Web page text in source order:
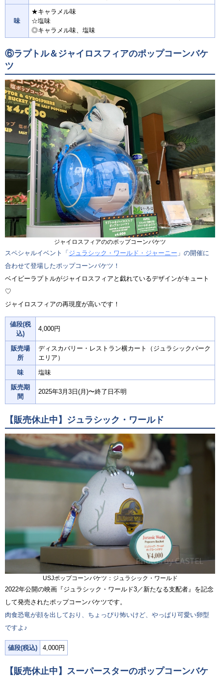
味
★キャラメル味
☆塩味
◎キャラメル味、塩味
⑥ラプトル＆ジャイロスフィアのポップコーンバケ
ツ
ジャイロスフィアののポップコーンバケツ
スペシャルイベント「 ジュラシック・ワールド・ジャーニー 」の開催に
合わせて登場したポップコーンバケツ！
ベイビーラプトルがジャイロスフィアと戯れているデザインがキュート
♡
ジャイロスフィアの再現度が高いです！
値段(税
込)
4,000円
販売場
所
ディスカバリー・レストラン横カート（ジュラシックパーク
エリア）
味
塩味
販売期
間
2025年3月3日(月)〜終了日不明
【販売休止中】ジュラシック・ワールド
USJポップコーンバケツ：ジュラシック・ワールド
2022年公開の映画『ジュラシック・ワールド3／新たなる支配者』を記念
して発売されたポップコーンバケツです。
肉食恐竜が顔を出しており、ちょっぴり怖いけど、やっぱり可愛い卵型
ですよ♪
値段(税込) 4,000円
【販売休止中】スーパースターのポップコーンバケ